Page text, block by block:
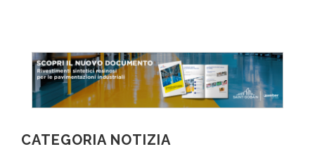
CATEGORIA NOTIZIA